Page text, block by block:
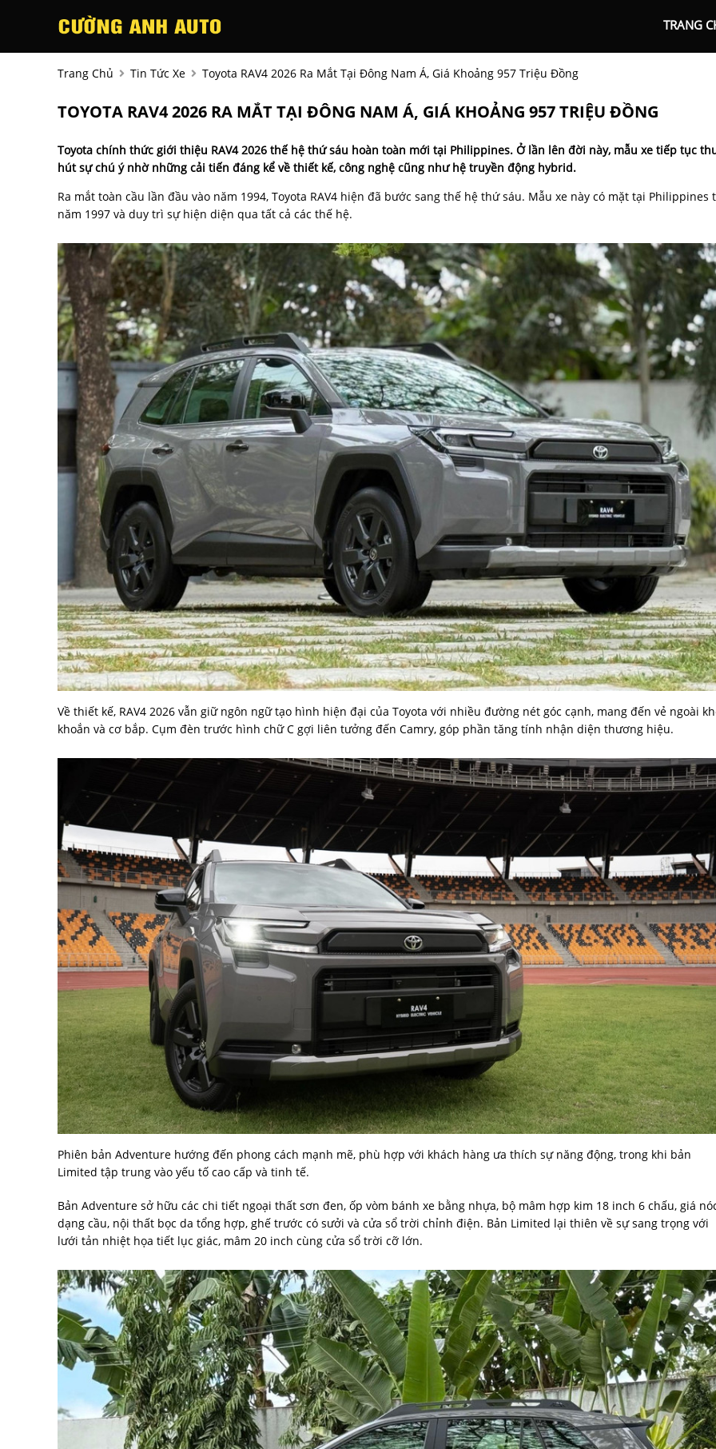
TRANG
Trang Chủ Tin Tức Xe Toyota RAV4 2026 Ra Mắt Tại Đông Nam Á, Giá Khoảng 957 Triệu Đồng
TOYOTA RAV4 2026 RA MẮT TẠI ĐÔNG NAM Á, GIÁ KHOẢNG 957 TRIỆU ĐỒNG
Toyota chính thức giới thiệu RAV4 2026 thế hệ thứ sáu hoàn toàn mới tại Philippines. Ở lần lên đời này, mẫu xe tiếp tục
hút sự chú ý nhờ những cải tiến đáng kể về thiết kế, công nghệ cũng như hệ truyền động hybrid.
Ra mắt toàn cầu lần đầu vào năm 1994, Toyota RAV4 hiện đã bước sang thế hệ thứ sáu. Mẫu xe này có mặt tại Philippines
năm 1997 và duy trì sự hiện diện qua tất cả các thế hệ.
Về thiết kế, RAV4 2026 vẫn giữ ngôn ngữ tạo hình hiện đại của Toyota với nhiều đường nét góc cạnh, mang đến vẻ ngoài
khoắn và cơ bắp. Cụm đèn trước hình chữ C gợi liên tưởng đến Camry, góp phần tăng tính nhận diện thương hiệu.
Phiên bản Adventure hướng đến phong cách mạnh mẽ, phù hợp với khách hàng ưa thích sự năng động, trong khi bản
Limited tập trung vào yếu tố cao cấp và tinh tế.
Bản Adventure sở hữu các chi tiết ngoại thất sơn đen, ốp vòm bánh xe bằng nhựa, bộ mâm hợp kim 18 inch 6 chấu, giá
dạng cầu, nội thất bọc da tổng hợp, ghế trước có sưởi và cửa sổ trời chỉnh điện. Bản Limited lại thiên về sự sang trọng với
lưới tản nhiệt họa tiết lục giác, mâm 20 inch cùng cửa sổ trời cỡ lớn.